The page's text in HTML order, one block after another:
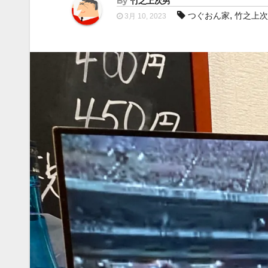
3月 10, 2023 つぐおん家, 竹之上